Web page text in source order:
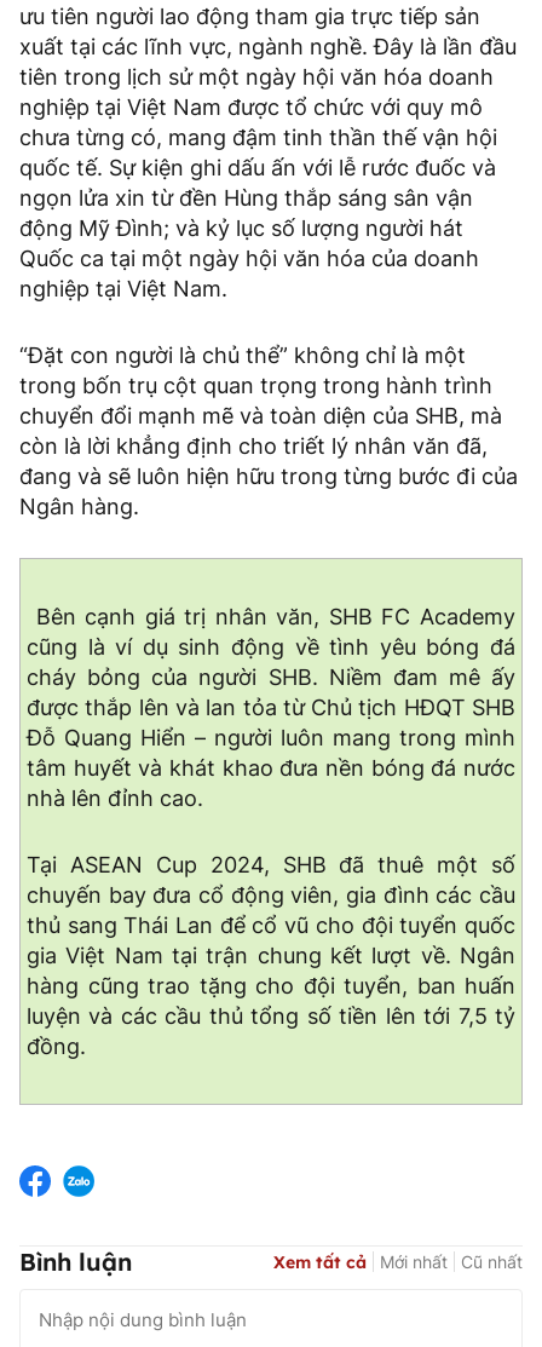
ưu tiên người lao động tham gia trực tiếp sản
xuất tại các lĩnh vực, ngành nghề. Đây là lần đầu
tiên trong lịch sử một ngày hội văn hóa doanh
nghiệp tại Việt Nam được tổ chức với quy mô
chưa từng có, mang đậm tinh thần thế vận hội
quốc tế. Sự kiện ghi dấu ấn với lễ rước đuốc và
ngọn lửa xin từ đền Hùng thắp sáng sân vận
động Mỹ Đình; và kỷ lục số lượng người hát
Quốc ca tại một ngày hội văn hóa của doanh
nghiệp tại Việt Nam.
“Đặt con người là chủ thể” không chỉ là một
trong bốn trụ cột quan trọng trong hành trình
chuyển đổi mạnh mẽ và toàn diện của SHB, mà
còn là lời khẳng định cho triết lý nhân văn đã,
đang và sẽ luôn hiện hữu trong từng bước đi của
Ngân hàng.
Bên cạnh giá trị nhân văn, SHB FC Academy
cũng là ví dụ sinh động về tình yêu bóng đá
cháy bỏng của người SHB. Niềm đam mê ấy
được thắp lên và lan tỏa từ Chủ tịch HĐQT SHB
Đỗ Quang Hiển – người luôn mang trong mình
tâm huyết và khát khao đưa nền bóng đá nước
nhà lên đỉnh cao.
Tại ASEAN Cup 2024, SHB đã thuê một số
chuyến bay đưa cổ động viên, gia đình các cầu
thủ sang Thái Lan để cổ vũ cho đội tuyển quốc
gia Việt Nam tại trận chung kết lượt về. Ngân
hàng cũng trao tặng cho đội tuyển, ban huấn
luyện và các cầu thủ tổng số tiền lên tới 7,5 tỷ
đồng.
Bình luận Xem tất cả Mới nhất Cũ nhất